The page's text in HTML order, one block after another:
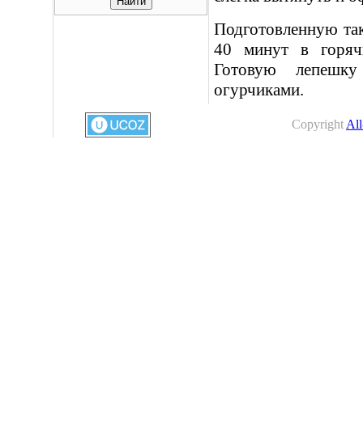
Подготовленную
40 минут в
Готовую
огурчиками.
Copyright